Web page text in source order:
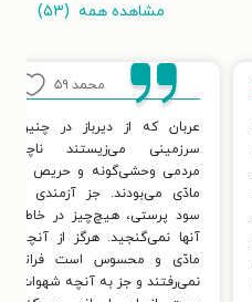
مشاهده همه (۵۳)
محمد ۵۹
عربان که از دیرباز در چنین
سرزمینی می‌زیستند ناچار
مردمی وحشی‌گونه و حریص و
مادّی می‌بودند. جز آزمندی و
سود پرستی، هیچ‌چیز در خاطر
آنها نمی‌گنجید. هرگز از آنچه
مادّی و محسوس است فراتر
نمی‌رفتند و جز به آنچه شهوات